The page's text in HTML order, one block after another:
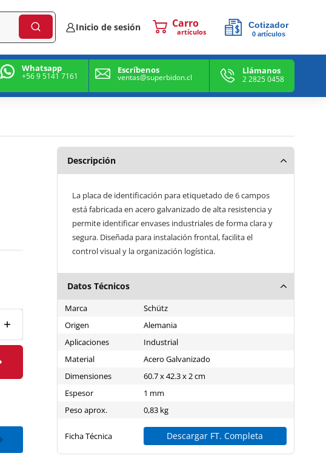
Inicio de sesión artículos
Cotizador
0artículos
Whatsapp
+56 9 5141 7161
Escríbenos
ventas@superbidon.cl
Llámanos
2 2825 0458
Descripción
La placa de identificación para etiquetado de 6 campos
está fabricada en acero galvanizado de alta resistencia y
permite identificar envases industriales de forma clara y
segura. Diseñada para instalación frontal, facilita el
control visual y la organización logística.
Datos Técnicos
Marca
Schütz
Origen
Alemania
Aplicaciones
Industrial
Material
Acero Galvanizado
Dimensiones
60.7 x 42.3 x 2 cm
Espesor
1 mm
Peso aprox.
0,83 kg
Ficha Técnica Descargar FT. Completa